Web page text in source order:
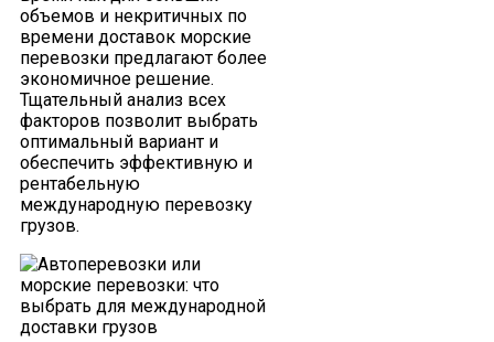
объемов и некритичных по
времени доставок морские
перевозки предлагают более
экономичное решение.
Тщательный анализ всех
факторов позволит выбрать
оптимальный вариант и
обеспечить эффективную и
рентабельную
международную перевозку
грузов.